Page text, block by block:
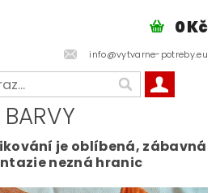
info@vytvarne-potreby.eu
0 Kč
je oblíbená, zábavná
nezná hranic